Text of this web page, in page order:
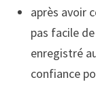
après avoir
pas facile
enregistré
confiance